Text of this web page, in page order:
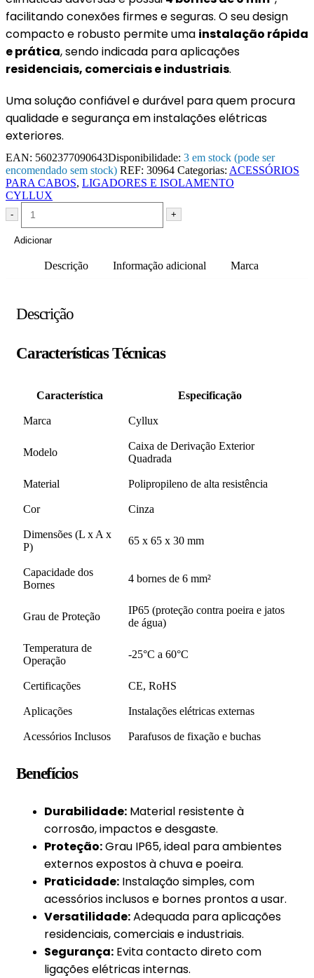
facilitando conexões firmes e seguras. O seu design
compacto e robusto permite uma instalação rápida
e prática, sendo indicada para aplicações
residenciais, comerciais e industriais.
Uma solução confiável e durável para quem procura
qualidade e segurança em instalações elétricas
exteriores.
EAN: 5602377090643Disponibilidade: 3 em stock (pode ser
encomendado sem stock) REF: 30964 Categorias: ACESSÓRIOS
PARA CABOS, LIGADORES E ISOLAMENTO
CYLLUX
- +
Adicionar
Descrição Informação adicional Marca
Descrição
Características Técnicas
Característica Especificação
Marca Cyllux
Modelo
Caixa de Derivação Exterior
Quadrada
Material Polipropileno de alta resistência
Cor Cinza
Dimensões (L x A x
P)
65 x 65 x 30 mm
Capacidade dos
Bornes
4 bornes de 6 mm²
Grau de Proteção
IP65 (proteção contra poeira e jatos
de água)
Temperatura de
Operação
-25°C a 60°C
Certificações CE, RoHS
Aplicações Instalações elétricas externas
Acessórios Inclusos Parafusos de fixação e buchas
Benefícios
Durabilidade: Material resistente à
corrosão, impactos e desgaste.
Proteção:Grau IP65, ideal para ambientes
externos expostos à chuva e poeira.
Praticidade: Instalação simples, com
acessórios inclusos e bornes prontos a usar.
Versatilidade:Adequada para aplicações
residenciais, comerciais e industriais.
Segurança: Evita contacto direto com
ligações elétricas internas.